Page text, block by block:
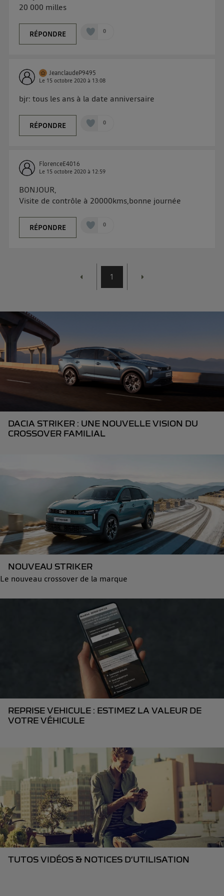
20 000 milles
RÉPONDRE 0
JeanclaudeP9495
Le 15 octobre 2020 à 13:08
bjr: tous les ans à la date anniversaire
RÉPONDRE 0
FlorenceE4016
Le 15 octobre 2020 à 12:59
BONJOUR,
Visite de contrôle à 20000kms,bonne journée
RÉPONDRE 0
1
DACIA STRIKER : UNE NOUVELLE VISION DU
CROSSOVER FAMILIAL
NOUVEAU STRIKER
Le nouveau crossover de la marque
REPRISE VEHICULE : ESTIMEZ LA VALEUR DE
VOTRE VÉHICULE
TUTOS VIDÉOS & NOTICES D’UTILISATION